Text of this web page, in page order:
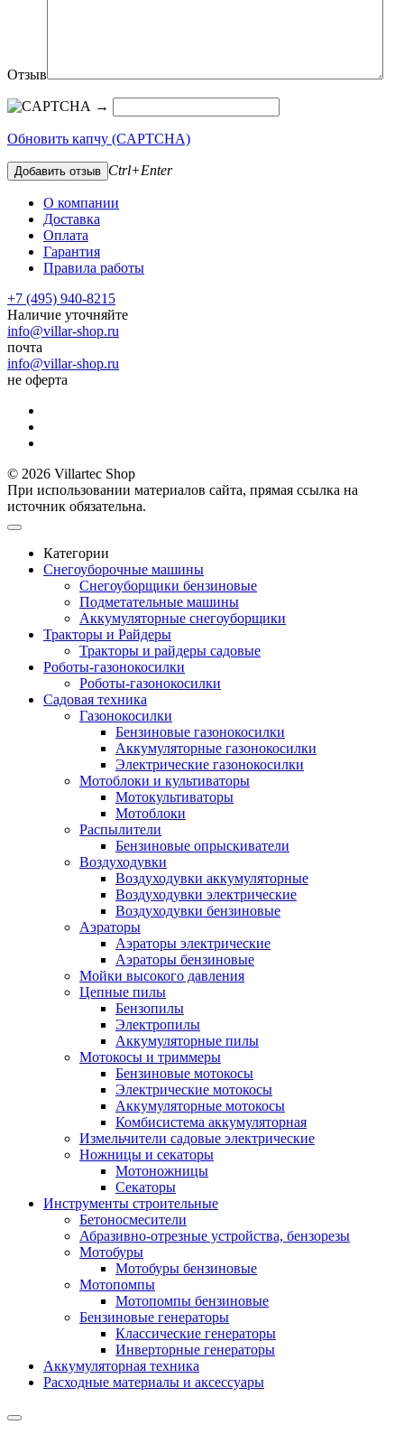
Отзыв
→
Обновить капчу (CAPTCHA)
Добавить отзыв Ctrl+Enter
О компании
Доставка
Оплата
Гарантия
Правила работы
+7 (495) 940-8215
Наличие уточняйте
info@villar-shop.ru
почта
info@villar-shop.ru
не оферта
© 2026 Villartec Shop
При использовании материалов сайта, прямая ссылка на
источник обязательна.
Категории
Снегоуборочные машины
Снегоуборщики бензиновые
Подметательные машины
Аккумуляторные снегоуборщики
Тракторы и Райдеры
Тракторы и райдеры садовые
Роботы-газонокосилки
Роботы-газонокосилки
Садовая техника
Газонокосилки
Бензиновые газонокосилки
Аккумуляторные газонокосилки
Электрические газонокосилки
Мотоблоки и культиваторы
Мотокультиваторы
Мотоблоки
Распылители
Бензиновые опрыскиватели
Воздуходувки
Воздуходувки аккумуляторные
Воздуходувки электрические
Воздуходувки бензиновые
Аэраторы
Аэраторы электрические
Аэраторы бензиновые
Мойки высокого давления
Цепные пилы
Бензопилы
Электропилы
Аккумуляторные пилы
Мотокосы и триммеры
Бензиновые мотокосы
Электрические мотокосы
Аккумуляторные мотокосы
Комбисистема аккумуляторная
Измельчители садовые электрические
Ножницы и секаторы
Мотоножницы
Секаторы
Инструменты строительные
Бетоносмесители
Абразивно-отрезные устройства, бензорезы
Мотобуры
Мотобуры бензиновые
Мотопомпы
Мотопомпы бензиновые
Бензиновые генераторы
Классические генераторы
Инверторные генераторы
Аккумуляторная техника
Расходные материалы и аксессуары